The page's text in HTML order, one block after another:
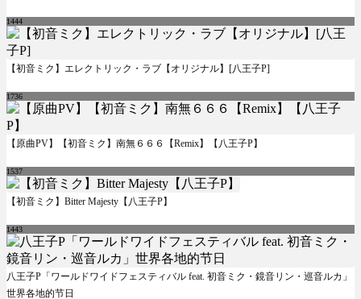
1444
【初音ミク】エレクトリック・ラブ【オリジナル】[八王子P]
1736
【原曲PV】【初音ミク】南無６６６【Remix】【八王子P】
1537
【初音ミク】Bitter Majesty【八王子P】
1443
八王子P「ワールドワイドフェスティバル feat. 初音ミク・鏡音リン・巡音ルカ」
世界各地的节日